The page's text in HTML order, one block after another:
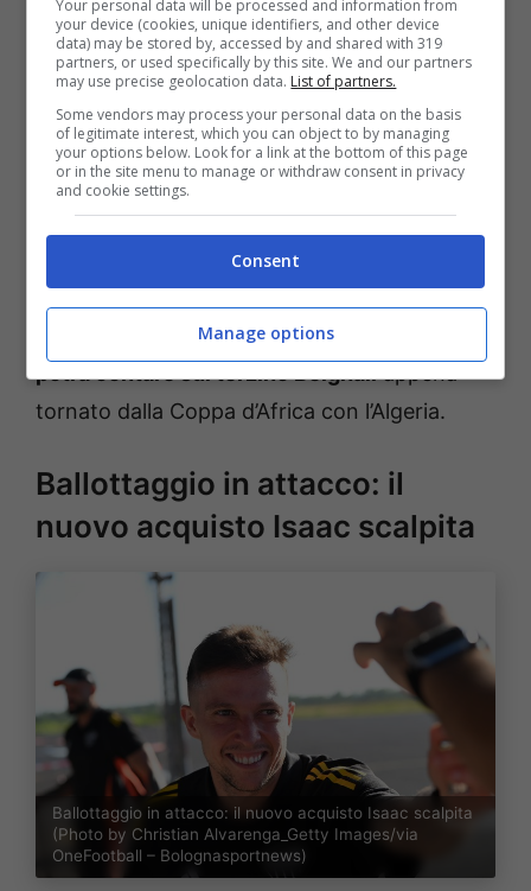
e problemi di salute, non gli sta sorridendo
(fin qui solo 5 presenze ed un totale di 34
minuti giocati).
Dunque, scelte obbligate perZanettiin
difesa, che senza Bella-Kotchap e Frese
schiererà la difesa a trecon Nelsson, Nunez
positiva per il tecnico del Verona: questa sera
potrà contare sul terzino Belghaliappena
tornato dalla Coppa d’Africa con l’Algeria.
Ballottaggio in attacco: il
nuovo acquisto Isaac scalpita
Ballottaggio in attacco: il nuovo acquisto Isaac scalpita
(Photo by Christian Alvarenga_Getty Images/via
OneFootball – Bolognasportnews)
Your personal data will be processed and information from
your device (cookies, unique identifiers, and other device
data) may be stored by, accessed by and shared with 319
partners, or used specifically by this site. We and our partners
may use precise geolocation data. List of partners.
Some vendors may process your personal data on the basis
of legitimate interest, which you can object to by managing
your options below. Look for a link at the bottom of this page
or in the site menu to manage or withdraw consent in privacy
and cookie settings.
Consent
Manage options